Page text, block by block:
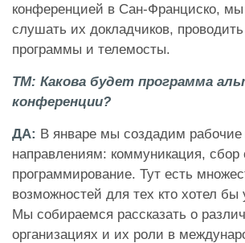
конференцией в Сан-Франциско,
слушать их докладчиков,
программы и телемосты.
ТМ: Какова будет программа
конференции?
ДА: В январе мы создадим рабочие
направлениям: коммуникация, сбор
программирование. Тут есть
возможностей для тех кто хотел бы
Мы собираемся рассказать о
организациях и их роли в